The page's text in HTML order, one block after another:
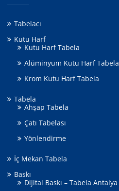
Tabelacı
Kutu Harf
Kutu Harf Tabela
Alüminyum Kutu Harf Tabela
Krom Kutu Harf Tabela
Tabela
Ahşap Tabela
Çatı Tabelası
Yönlendirme
İç Mekan Tabela
Baskı
Dijital Baskı – Tabela Antalya